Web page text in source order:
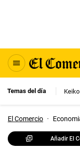
Temas del día
El Comercio ·
Añadir El